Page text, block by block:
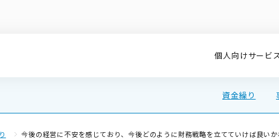
個人向けサービ
資金繰り
今後の経営に不安を感じており、今後どのように財務戦略を立てていけば良い